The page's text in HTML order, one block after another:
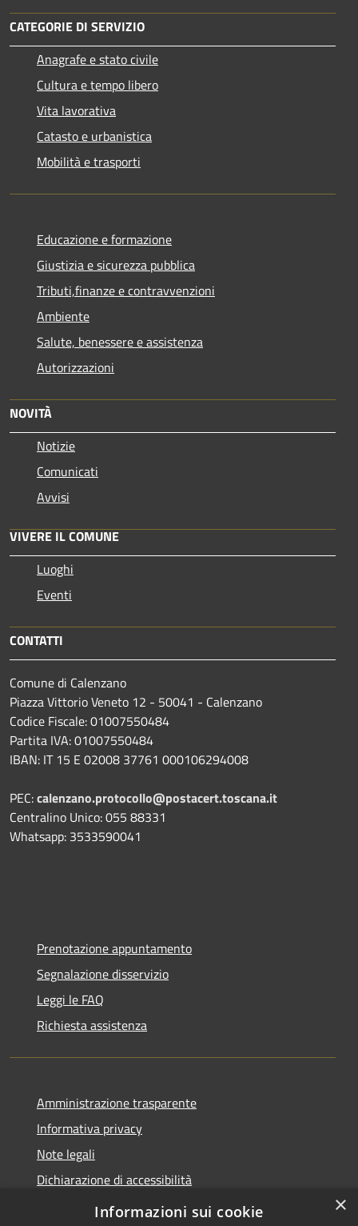
CATEGORIE DI SERVIZIO
Anagrafe e stato civile
Cultura e tempo libero
Vita lavorativa
Catasto e urbanistica
Mobilità e trasporti
Educazione e formazione
Giustizia e sicurezza pubblica
Tributi,finanze e contravvenzioni
Ambiente
Salute, benessere e assistenza
Autorizzazioni
NOVITÀ
Notizie
Comunicati
Avvisi
VIVERE IL COMUNE
Luoghi
Eventi
CONTATTI
Comune di Calenzano
Piazza Vittorio Veneto 12 - 50041 - Calenzano
Codice Fiscale: 01007550484
Partita IVA: 01007550484
IBAN: IT 15 E 02008 37761 000106294008
PEC:calenzano.protocollo@postacert.toscana.it
Centralino Unico: 055 88331
Whatsapp: 3533590041
Prenotazione appuntamento
Segnalazione disservizio
Leggi le FAQ
Richiesta assistenza
Amministrazione trasparente
Informativa privacy
Note legali
Dichiarazione di accessibilità
Statistiche Web
×
Informazioni sui cookie